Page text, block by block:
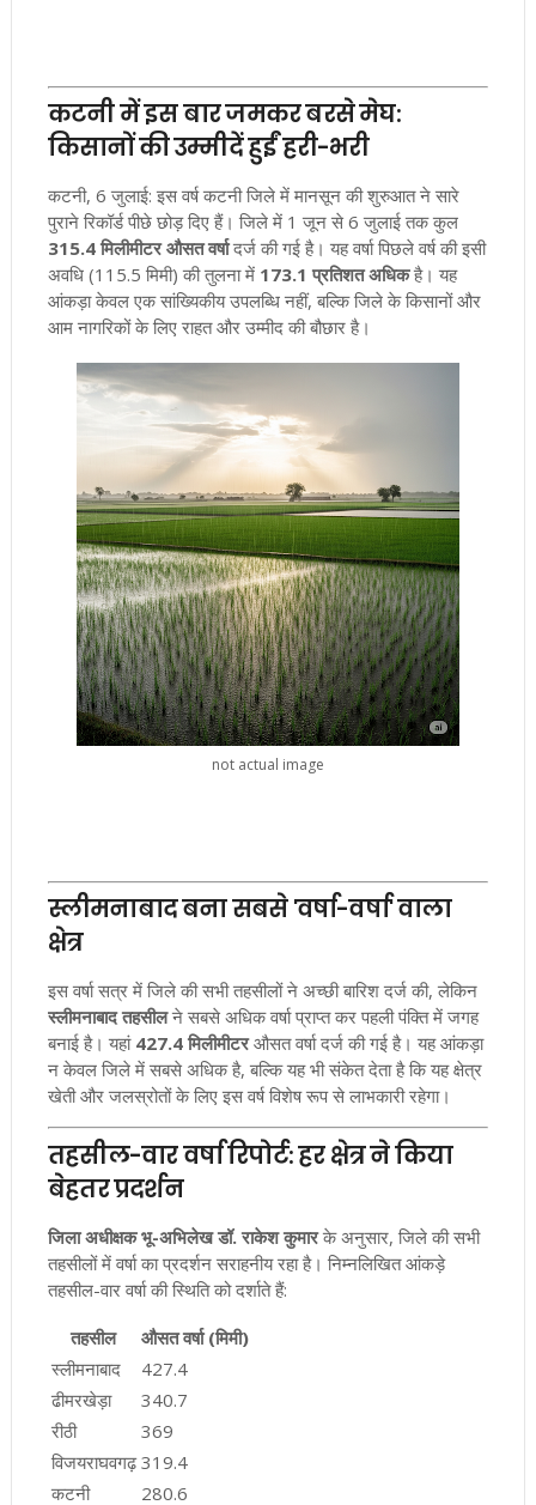
कटनी में इस बार जमकर बरसे मेघ:
किसानों की उम्मीदें हुईं हरी-भरी
कटनी, 6 जुलाई: इस वर्ष कटनी जिले में मानसून की शुरुआत ने सारे
पुराने रिकॉर्ड पीछे छोड़ दिए हैं। जिले में 1 जून से 6 जुलाई तक कुल
315.4 मिलीमीटर औसत वर्षादर्ज की गई है। यह वर्षा पिछले वर्ष की इसी
अवधि (115.5 मिमी) की तुलना में 173.1 प्रतिशत अधिकहै। यह
आंकड़ा केवल एक सांख्यिकीय उपलब्धि नहीं, बल्कि जिले के किसानों और
आम नागरिकों के लिए राहत और उम्मीद की बौछार है।
not actual image
स्लीमनाबाद बना सबसे 'वर्षा-वर्षा' वाला
क्षेत्र
इस वर्षा सत्र में जिले की सभी तहसीलों ने अच्छी बारिश दर्ज की, लेकिन
स्लीमनाबाद तहसीलने सबसे अधिक वर्षा प्राप्त कर पहली पंक्ति में जगह
बनाई है। यहां 427.4 मिलीमीटरऔसत वर्षा दर्ज की गई है। यह आंकड़ा
न केवल जिले में सबसे अधिक है, बल्कि यह भी संकेत देता है कि यह क्षेत्र
खेती और जलस्रोतों के लिए इस वर्ष विशेष रूप से लाभकारी रहेगा।
तहसील-वार वर्षा रिपोर्ट: हर क्षेत्र ने किया
बेहतर प्रदर्शन
जिला अधीक्षक भू-अभिलेख डॉ. राकेश कुमारके अनुसार, जिले की सभी
तहसीलों में वर्षा का प्रदर्शन सराहनीय रहा है। निम्नलिखित आंकड़े
तहसील-वार वर्षा की स्थिति को दर्शाते हैं:
तहसील
औसत वर्षा (मिमी)
स्लीमनाबाद
427.4
ढीमरखेड़ा
340.7
रीठी
369
विजयराघवगढ़ 319.4
कटनी
280.6